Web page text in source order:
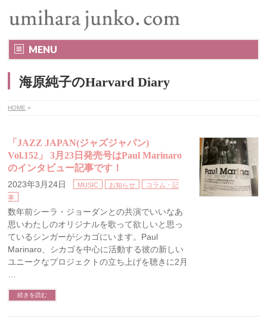
MENU
海原純子のHarvard Diary
HOME »
「JAZZ JAPAN(ジャズジャパン)
Vol.152」 3月23日発売号はPaul Marinaro
のインタビュー記事です！
2023年3月24日 MUSIC お知らせ
コラム・記
事
数年前シーラ・ジョーダンとの共演でいいなあ
思いわたしのオリジナルを歌って欲しいと思っ
ているシンガーがシカゴにいます。Paul
Marinaro、シカゴを中心に活動する彼の新しい
ユニークなプロジェクトの立ち上げを聴きに2月
続きを読む